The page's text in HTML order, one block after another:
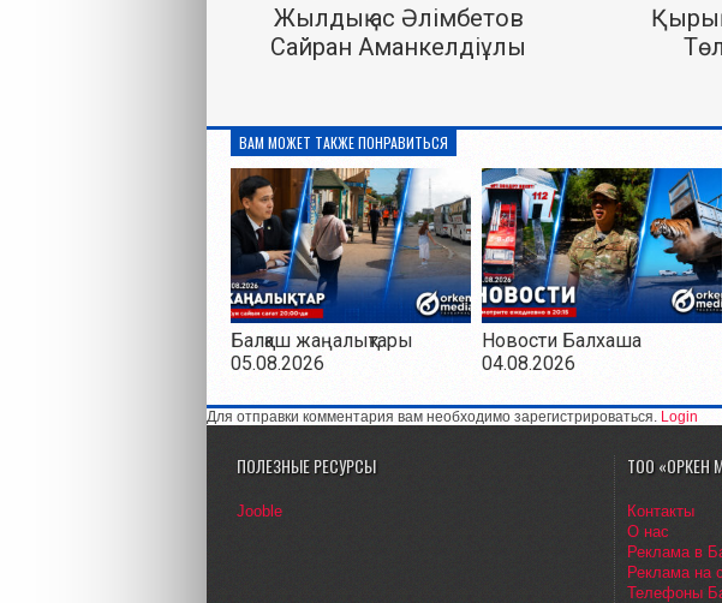
Жылдық ас Әлімбетов
Сайран Аманкелдіұлы
ВАМ МОЖЕТ ТАКЖЕ ПОНРАВИТЬСЯ
Балқаш жаңалықтары
05.08.2026
Новости Балхаша
04.08.2026
Для отправки комментария вам необходимо зарегистрироваться. Login
ПОЛЕЗНЫЕ РЕСУРСЫ
Jooble
ТОО «ОРКЕН
Контакты
О нас
Реклама в
Реклама на
Телефоны